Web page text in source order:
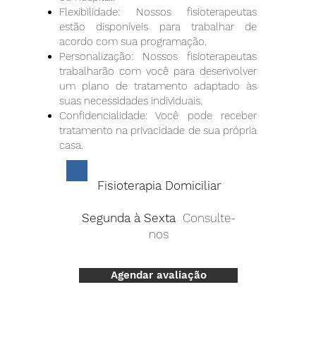
Flexibilidade: Nossos fisioterapeutas
estão disponíveis para trabalhar de
acordo com sua programação.
Personalização: Nossos fisioterapeutas
trabalharão com você para desenvolver
um plano de tratamento adaptado às
suas necessidades individuais.
Confidencialidade: Você pode receber
tratamento na privacidade de sua própria
casa.
Fisioterapia Domiciliar
Segunda à Sexta Consulte-
nos
Agendar avaliação